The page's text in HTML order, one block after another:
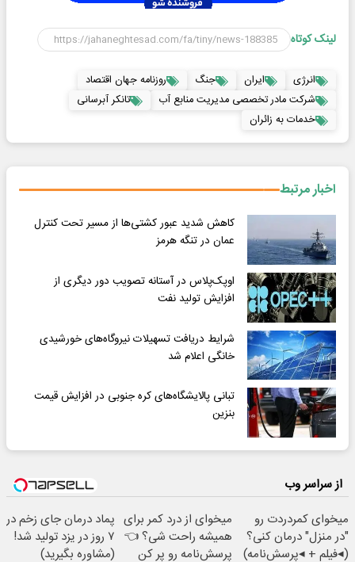
لینک کوتاه
انرژی ایران جنگ
روزنامه جهان اقتصاد
شرکت مادر تخصصی مدیریت منابع آب
تانکر آبرسانی
خدمات به زائران
اخبار مرتبط
کاهش شدید عبور کشتی‌ها از مسیر تحت کنترل
عمان در تنگه هرمز
اوپک‌پلاس در آستانه تصویب دور دیگری از
افزایش تولید نفت
شرایط دریافت تسهیلات نیروگاه‌های خورشیدی
خانگی اعلام شد
تبانی پالایشگاه‌های کره جنوبی در افزایش قیمت
بنزین
از سراسر وب
میخوای کمردردت رو
"در منزل" درمان کنی؟
(◂فیلم + ◂پرسش‌نامه)
میخوای از درد کمر برای
همیشه راحت شی؟ 👈
پرسش‌نامه رو پر کن
پماد درمان جای زخم در
۷ روز در یزد تولید شد!
(مشاوره بگیرید)